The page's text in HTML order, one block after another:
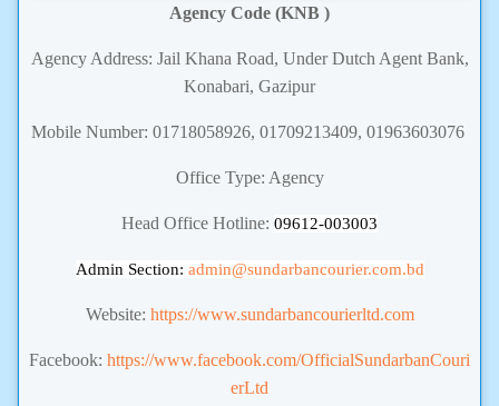
Agency Code (KNB )
Agency Address: Jail Khana Road, Under Dutch Agent Bank,
Konabari, Gazipur
Mobile Number: 01718058926, 01709213409, 01963603076
Office Type: Agency
Head Office Hotline: 09612-003003
Admin Section: admin@sundarbancourier.com.bd
Website: https://www.sundarbancourierltd.com
Facebook: https://www.facebook.com/OfficialSundarbanCouri
erLtd